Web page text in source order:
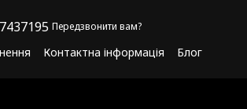
Передзвонити вам?
Контактна інформація
Блог